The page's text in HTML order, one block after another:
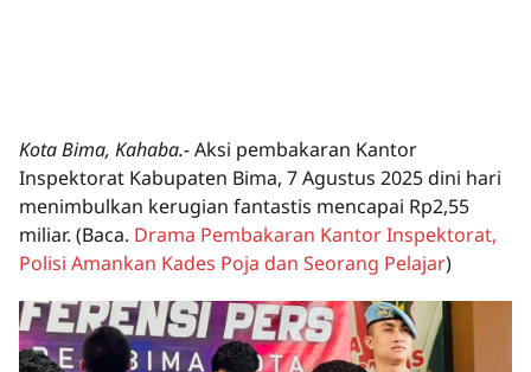
Kota Bima, Kahaba.-Aksi pembakaran Kantor
Inspektorat Kabupaten Bima, 7 Agustus 2025 dini hari
menimbulkan kerugian fantastis mencapai Rp2,55
miliar. (Baca. Drama Pembakaran Kantor Inspektorat,
Polisi Amankan Kades Poja dan Seorang Pelajar)